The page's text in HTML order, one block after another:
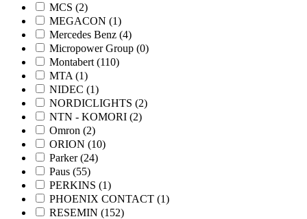
MCS (2)
MEGACON (1)
Mercedes Benz (4)
Micropower Group (0)
Montabert (110)
MTA (1)
NIDEC (1)
NORDICLIGHTS (2)
NTN - KOMORI (2)
Omron (2)
ORION (10)
Parker(24)
Paus (55)
PERKINS (1)
PHOENIX CONTACT (1)
RESEMIN (152)